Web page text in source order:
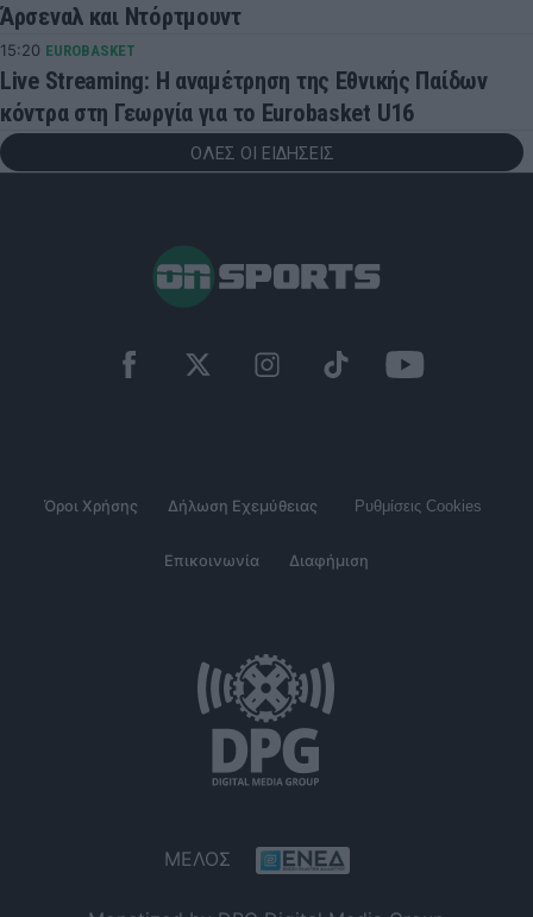
Άρσεναλ και Ντόρτμουντ
15:20 EUROBASKET
Live Streaming: Η αναμέτρηση της Εθνικής Παίδων
κόντρα στη Γεωργία για το Eurobasket U16
ΟΛΕΣ ΟΙ ΕΙΔΗΣΕΙΣ
Όροι Χρήσης Δήλωση Εχεμύθειας Ρυθμίσεις Cookies
Επικοινωνία Διαφήμιση
ΜΕΛΟΣ